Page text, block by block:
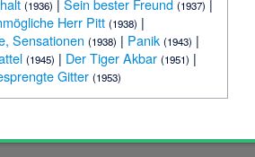
(1936) | Sein bester Freund (1937) |
Herr Pitt (1938) |
Sensationen (1938) | Panik (1943) |
(1945) | Der Tiger Akbar (1951) |
Gitter (1953)